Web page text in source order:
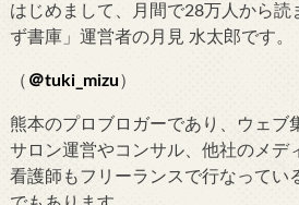
はじめまして、月間で28万人から読
ず書庫」運営者の月見 水太郎です。
（ ＠tuki_mizu）
熊本のプロブロガーであり、ウェブ
サロン運営やコンサル、他社のメデ
看護師もフリーランスで行なってい